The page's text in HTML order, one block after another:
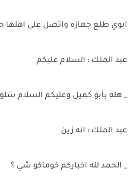
ابوي طلع جهازه واتصل على اهلها
عبد الملك : السلام عليكم
_ هله بأبو كميل وعليكم السلام
عبد الملك : انه زين
_ الحمد لله اخباركم خوماكو شي ؟